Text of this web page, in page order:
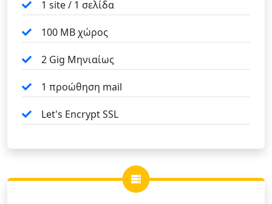
1 site / 1 σελίδα
100 ΜΒ χώρος
2 Gig Μηνιαίως
1 προώθηση mail
Let's Encrypt SSL